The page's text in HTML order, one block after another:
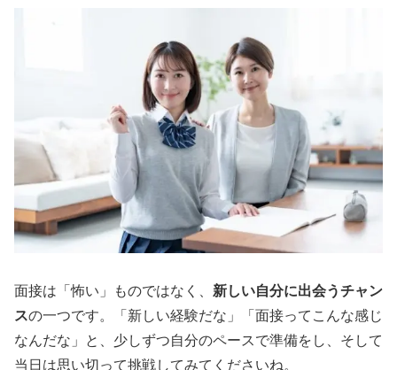
面接は「怖い」ものではなく、 新しい自分に出会うチャン
スの一つです。「新しい経験だな」「面接ってこんな感じ
なんだな」と、少しずつ自分のペースで準備をし、そして
当日は思い切って挑戦してみてくださいね。